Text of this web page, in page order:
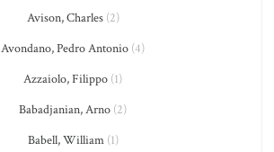
Avison, Charles(2)
Avondano, Pedro Antonio (4)
Azzaiolo, Filippo (1)
Babadjanian, Arno (2)
Babell, William(1)